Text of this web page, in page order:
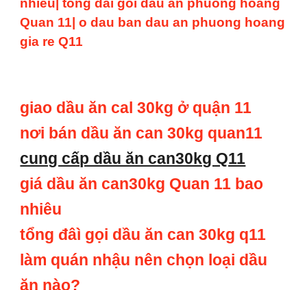
nhiêu| tong dai goi dau an phuong hoang
Quan 11| o dau ban dau an phuong hoang
gia re Q11
giao dầu ăn cal 30kg ở quận 11
nơi bán dầu ăn can 30kg quan11
cung cấp dầu ăn can30kg Q11
giá dầu ăn can30kg Quan 11 bao
nhiêu
tổng đâì gọi dầu ăn can 30kg q11
làm quán nhậu nên chọn loại dầu
ăn nào?